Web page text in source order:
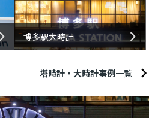
博多駅大時計
塔時計・大時計事例一覧